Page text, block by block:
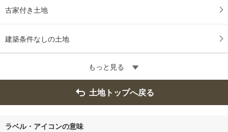
古家付き土地
建築条件なしの土地
もっと見る
土地トップへ戻る
ラベル・アイコンの意味